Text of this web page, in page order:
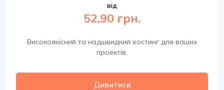
від
52.90 грн.
Високоякісний та надшвидкий хостинг для ваших
проектів.
Дивитися